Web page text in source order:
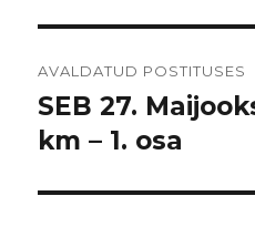
AVALDATUD POSTITUSES
SEB 27.
km – 1. osa